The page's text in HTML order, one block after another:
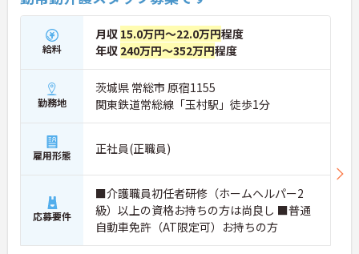
給料
月収 15.0万円～22.0万円程度
年収 240万円～352万円程度
勤務地
茨城県 常総市 原宿1155
関東鉄道常総線「玉村駅」徒歩1分
雇用形態 正社員(正職員)
応募要件
■介護職員初任者研修（ホームヘルパー2
級）以上の資格お持ちの方は尚良し ■普通
自動車免許（AT限定可）お持ちの方